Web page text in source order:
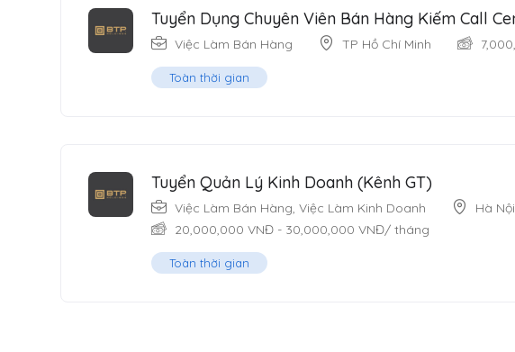
Tuyển Dụng Chuyên Viên Bán Hàng Kiếm Call
Việc Làm Bán Hàng TP Hồ Chí Minh
Toàn thời gian
Tuyển Quản Lý Kinh Doanh (Kênh GT)
Việc Làm Bán Hàng, Việc Làm Kinh Doanh
Hà Nội
20,000,000 VNĐ - 30,000,000 VNĐ/ tháng
Toàn thời gian